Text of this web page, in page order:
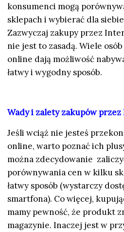
konsumenci mogą
sklepach i wybierać dla
Zazwyczaj zakupy przez
nie jest to zasadą. Wiele
online dają możliwość
łatwy i wygodny sposób.
Wady i zalety zakupów
Jeśli wciąż nie jesteś
online, warto poznać ich
można zdecydowanie
porównywania cen w kilku
łatwy sposób (wystarczy
smartfona). Co więcej,
mamy pewność, że produkt
magazynie. Inaczej jest w